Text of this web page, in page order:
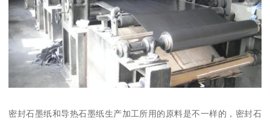
密封石墨纸和导热石墨纸生产加工所用的原料是不一样的，密封石